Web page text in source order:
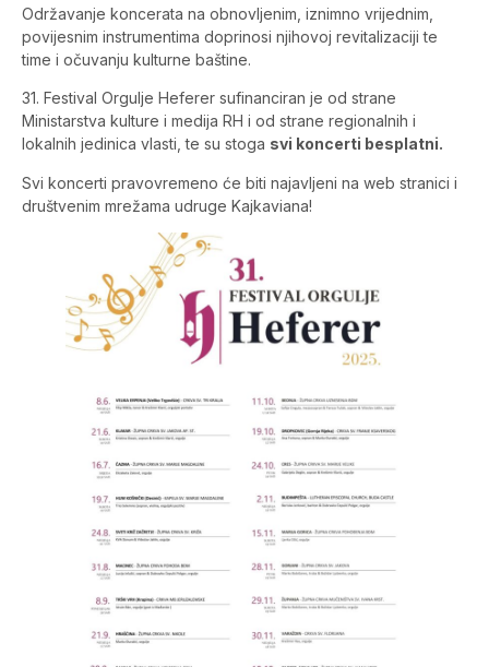
Održavanje koncerata na obnovljenim, iznimno vrijednim,
povijesnim instrumentima doprinosi njihovoj revitalizaciji te
time i očuvanju kulturne baštine.
31. Festival Orgulje Heferer sufinanciran je od strane
Ministarstva kulture i medija RH i od strane regionalnih i
lokalnih jedinica vlasti, te su stoga svi koncerti besplatni.
Svi koncerti pravovremeno će biti najavljeni na web stranici i
društvenim mrežama udruge Kajkaviana!